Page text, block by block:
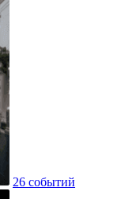
26 событий